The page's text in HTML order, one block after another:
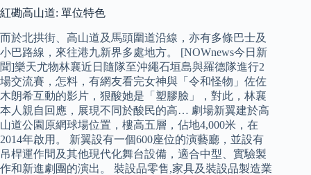
紅磡高山道: 單位特色
而於北拱街、高山道及馬頭圍道沿線，亦有多條巴士及
小巴路線，來往港九新界多處地方。 [NOWnews今日新
聞]樂天尤物林襄近日隨隊至沖繩石垣島與羅德隊進行2
場交流賽，怎料，有網友看完女神與「令和怪物」佐佐
木朗希互動的影片，狠酸她是「塑膠臉」，對此，林襄
本人親自回應，展現不同於酸民的高… 劇場新翼建於高
山道公園原網球場位置，樓高五層，佔地4,000米，在
2014年啟用。 新翼設有一個600座位的演藝廳，並設有
吊桿運作間及其他現代化舞台設備，適合中型、實驗製
作和新進劇團的演出。 裝設品零售,家具及裝設品製造業